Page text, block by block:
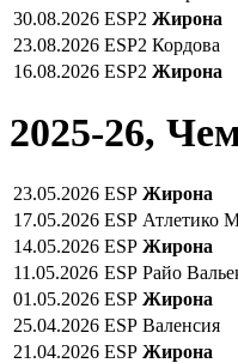
30.08.2026 ESP2 Жирона
23.08.2026 ESP2 Кордова
16.08.2026 ESP2 Жирона
2025-26,
23.05.2026 ESP Жирона
17.05.2026 ESP Атлетико
14.05.2026 ESP Жирона
11.05.2026 ESP Райо
01.05.2026 ESP Жирона
25.04.2026 ESP Валенсия
21.04.2026 ESP Жирона